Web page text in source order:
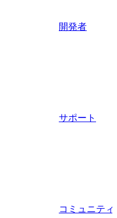
開発者
サポート
コミュニティ